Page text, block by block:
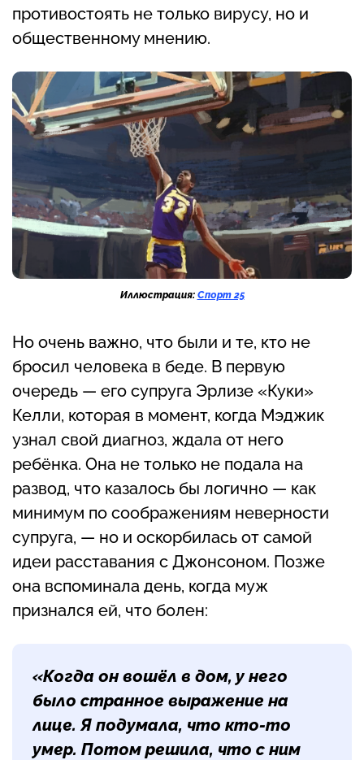
противостоять не только вирусу, но и
общественному мнению.
Иллюстрация: Спорт 25
Но очень важно, что были и те, кто не
бросил человека в беде. В первую
очередь — его супруга Эрлизе «Куки»
Келли, которая в момент, когда Мэджик
узнал свой диагноз, ждала от него
ребёнка. Она не только не подала на
развод, что казалось бы логично — как
минимум по соображениям неверности
супруга, — но и оскорбилась от самой
идеи расставания с Джонсоном. Позже
она вспоминала день, когда муж
признался ей, что болен:
«Когда он вошёл в дом, у него
было странное выражение на
лице. Я подумала, что кто-то
умер. Потом решила, что с ним